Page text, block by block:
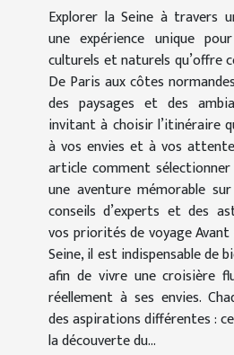
Explorer la Seine à travers
une expérience unique
culturels et naturels qu’offre
De Paris aux côtes
des paysages et des
invitant à choisir l’itinéraire
à vos envies et à vos
article comment
une aventure mémorable
conseils d’experts et des
vos priorités de voyage
Seine, il est indispensable de
afin de vivre une croisière
réellement à ses envies.
des aspirations différentes :
la découverte du...